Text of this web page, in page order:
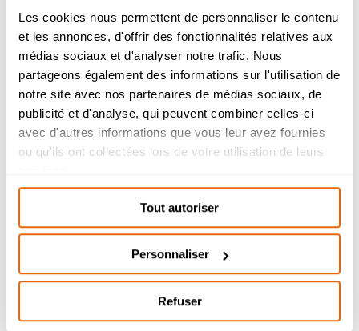
Les cookies nous permettent de personnaliser le contenu
et les annonces, d'offrir des fonctionnalités relatives aux
médias sociaux et d'analyser notre trafic. Nous
partageons également des informations sur l'utilisation de
notre site avec nos partenaires de médias sociaux, de
publicité et d'analyse, qui peuvent combiner celles-ci
avec d'autres informations que vous leur avez fournies
ou qu'ils ont collectées lors de votre utilisation de leurs
Tout autoriser
Personnaliser
Refuser
Étude de différentes étapes qui constituent le
travail du metteur en scène : la conception de la
mise en scène, les problèmes de cadrage et le
découpage en plans, la composition dans le plan.
Choix des éclairages et proposition esthétique
réfléchie quant au rôle de la lumière dans une
scène. Travail avec les comédiens et les
comédiennes. Notions techniques et implications
des choix de mise en scène sur la technique. Étude
des enjeux d’un texte, de la mise en espace avec
plateau de tournage. Élaboration de travaux dans
lesquels les notions de lumière et d’espace
permettent l’acquisition de méthodes
d’observation, d’analyse et d’interprétation des
constituants plastiques (significations, intentions,
sentiments, idées, etc.). Réalisation de courts
métrages impliquant les notions vues en classe.
Admission 2026
Bachelor Management Innovation et
Humanités : reprise de l’étude des
dossiers de candidature à partir du 26
août.
Bachelor Design d’Espace et Prépa
étudiés durant l’été.